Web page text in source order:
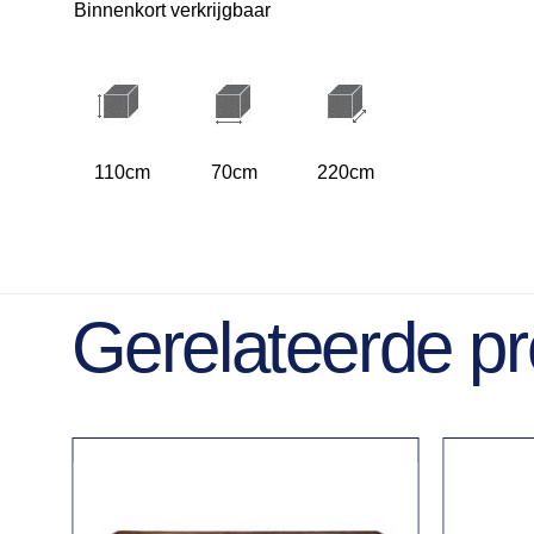
Binnenkort verkrijgbaar
110cm 70cm 220cm
Gerelateerde